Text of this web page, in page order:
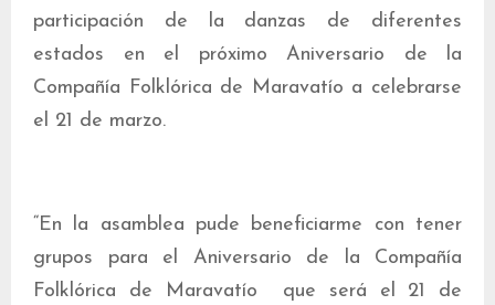
participación de la danzas de diferentes
estados en el próximo Aniversario de la
Compañía Folklórica de Maravatío a celebrarse
el 21 de marzo.
“En la asamblea pude beneficiarme con tener
grupos para el Aniversario de la Compañía
Folklórica de Maravatío que será el 21 de